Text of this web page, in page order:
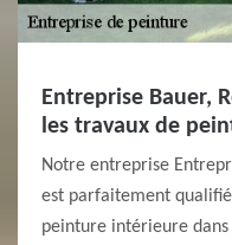
Entreprise Bauer,
les travaux de
Notre entreprise
est parfaitement
peinture intérieure